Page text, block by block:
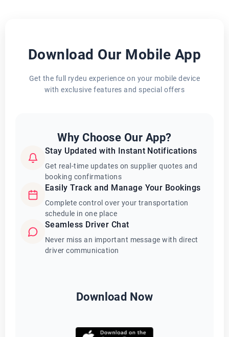
Download Our Mobile App
Get the full rydeu experience on your mobile device
with exclusive features and special offers
Why Choose Our App?
Stay Updated with Instant Notifications
Get real-time updates on supplier quotes and
booking confirmations
Easily Track and Manage Your Bookings
Complete control over your transportation
schedule in one place
Seamless Driver Chat
Never miss an important message with direct
driver communication
Download Now